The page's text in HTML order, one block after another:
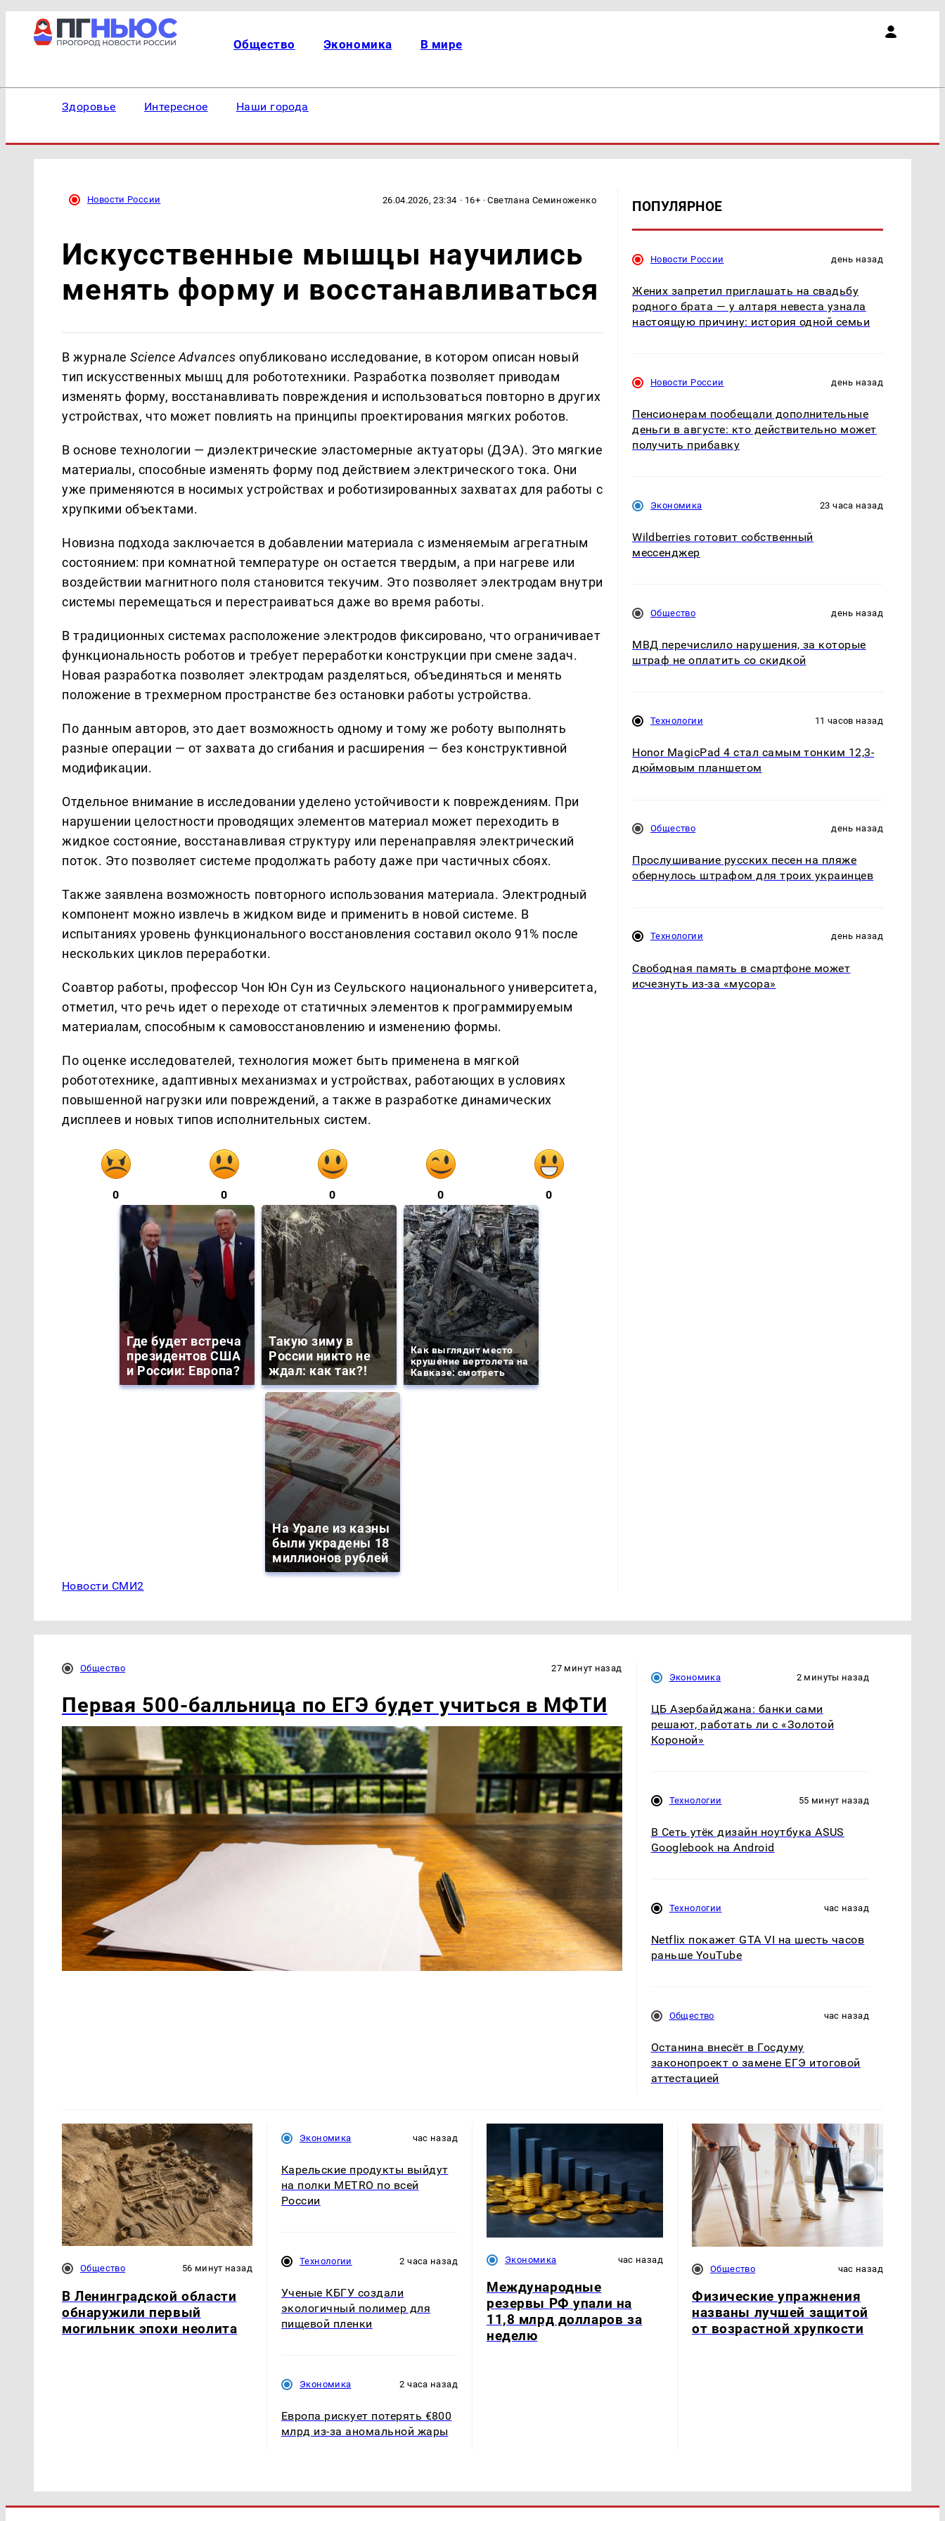
Общество Экономика В мире
Здоровье Интересное Наши города
Новости России 26.04.2026, 23:34 · 16+ · Светлана Семиноженко
Искусственные мышцы научились
менять форму и восстанавливаться
В журналеScience Advances опубликовано исследование, в котором описан новый
тип искусственных мышц для робототехники. Разработка позволяет приводам
изменять форму, восстанавливать повреждения и использоваться повторно в других
устройствах, что может повлиять на принципы проектирования мягких роботов.
В основе технологии — диэлектрические эластомерные актуаторы (ДЭА). Это мягкие
материалы, способные изменять форму под действием электрического тока. Они
уже применяются в носимых устройствах и роботизированных захватах для работы с
хрупкими объектами.
Новизна подхода заключается в добавлении материала с изменяемым агрегатным
состоянием: при комнатной температуре он остается твердым, а при нагреве или
воздействии магнитного поля становится текучим. Это позволяет электродам внутри
системы перемещаться и перестраиваться даже во время работы.
В традиционных системах расположение электродов фиксировано, что ограничивает
функциональность роботов и требует переработки конструкции при смене задач.
Новая разработка позволяет электродам разделяться, объединяться и менять
положение в трехмерном пространстве без остановки работы устройства.
По данным авторов, это дает возможность одному и тому же роботу выполнять
разные операции — от захвата до сгибания и расширения — без конструктивной
модификации.
Отдельное внимание в исследовании уделено устойчивости к повреждениям. При
нарушении целостности проводящих элементов материал может переходить в
жидкое состояние, восстанавливая структуру или перенаправляя электрический
поток. Это позволяет системе продолжать работу даже при частичных сбоях.
Также заявлена возможность повторного использования материала. Электродный
компонент можно извлечь в жидком виде и применить в новой системе. В
испытаниях уровень функционального восстановления составил около 91% после
нескольких циклов переработки.
Соавтор работы, профессор Чон Юн Сун из Сеульского национального университета,
отметил, что речь идет о переходе от статичных элементов к программируемым
материалам, способным к самовосстановлению и изменению формы.
По оценке исследователей, технология может быть применена в мягкой
робототехнике, адаптивных механизмах и устройствах, работающих в условиях
повышенной нагрузки или повреждений, а также в разработке динамических
дисплеев и новых типов исполнительных систем.
0 0 0 0 0
Где будет встреча
президентов США
и России: Европа?
Такую зиму в
России никто не
ждал: как так?!
Как выглядит место
крушение вертолета на
Кавказе: смотреть
На Урале из казны
были украдены 18
миллионов рублей
Новости СМИ2
ПОПУЛЯРНОЕ
Новости России день назад
Жених запретил приглашать на свадьбу
родного брата — у алтаря невеста узнала
настоящую причину: история одной семьи
Новости России день назад
Пенсионерам пообещали дополнительные
деньги в августе: кто действительно может
получить прибавку
Экономика 23 часа назад
Wildberries готовит собственный
мессенджер
Общество день назад
МВД перечислило нарушения, за которые
штраф не оплатить со скидкой
Технологии 11 часов назад
Honor MagicPad 4 стал самым тонким 12,3-
дюймовым планшетом
Общество день назад
Прослушивание русских песен на пляже
обернулось штрафом для троих украинцев
Технологии день назад
Свободная память в смартфоне может
исчезнуть из-за «мусора»
Общество 27 минут назад
Первая 500-балльница по ЕГЭ будет учиться в МФТИ
Экономика 2 минуты назад
ЦБ Азербайджана: банки сами
решают, работать ли с «Золотой
Короной»
Технологии 55 минут назад
В Сеть утёк дизайн ноутбука ASUS
Googlebook на Android
Технологии час назад
Netflix покажет GTA VI на шесть часов
раньше YouTube
Общество час назад
Останина внесёт в Госдуму
законопроект о замене ЕГЭ итоговой
аттестацией
Общество 56 минут назад
В Ленинградской области
обнаружили первый
могильник эпохи неолита
Экономика час назад
Карельские продукты выйдут
на полки METRO по всей
России
Технологии 2 часа назад
Ученые КБГУ создали
экологичный полимер для
пищевой пленки
Экономика 2 часа назад
Европа рискует потерять €800
млрд из-за аномальной жары
Экономика час назад
Международные
резервы РФ упали на
11,8 млрд долларов за
неделю
Общество час назад
Физические упражнения
названы лучшей защитой
от возрастной хрупкости